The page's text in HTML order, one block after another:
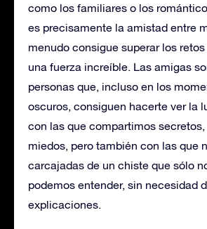
como los familiares o los
es precisamente la amistad entre
menudo consigue superar los
una fuerza increíble. Las amigas
personas que, incluso en los
oscuros, consiguen hacerte ver la
con las que compartimos secretos,
miedos, pero también con las que
carcajadas de un chiste que sólo
podemos entender, sin necesidad
explicaciones.